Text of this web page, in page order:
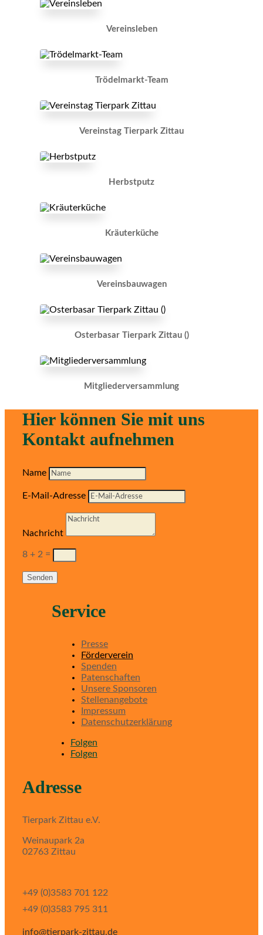
Vereinsleben
Trödelmarkt-Team
Vereinstag Tierpark Zittau
Herbstputz
Kräuterküche
Vereinsbauwagen
Osterbasar Tierpark Zittau ()
Mitgliederversammlung
Hier können Sie mit uns
Kontakt aufnehmen
Name
E-Mail-Adresse
Nachricht
8 + 2 =
Senden
Service
Presse
Förderverein
Spenden
Patenschaften
Unsere Sponsoren
Stellenangebote
Impressum
Datenschutzerklärung
Folgen
Folgen
Adresse
Tierpark Zittau e.V.
Weinaupark 2a
02763 Zittau
+49 (0)3583 701 122
+49 (0)3583 795 311
info@tierpark-zittau.de